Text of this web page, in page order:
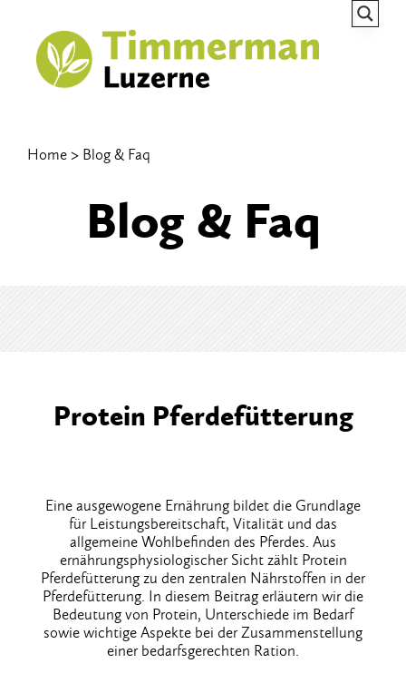
Home Blog & Faq
Blog & Faq
Protein Pferdefütterung
Eine ausgewogene Ernährung bildet die Grundlage
für Leistungsbereitschaft, Vitalität und das
allgemeine Wohlbefinden des Pferdes. Aus
ernährungsphysiologischer Sicht zählt Protein
Pferdefütterung zu den zentralen Nährstoffen in der
Pferdefütterung. In diesem Beitrag erläutern wir die
Bedeutung von Protein, Unterschiede im Bedarf
sowie wichtige Aspekte bei der Zusammenstellung
einer bedarfsgerechten Ration.